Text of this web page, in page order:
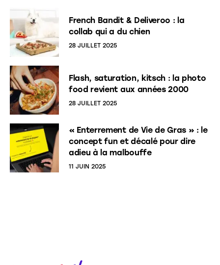
French Bandit & Deliveroo : la
collab qui a du chien
28 JUILLET 2025
Flash, saturation, kitsch : la photo
food revient aux années 2000
28 JUILLET 2025
« Enterrement de Vie de Gras » : le
concept fun et décalé pour dire
adieu à la malbouffe
11 JUIN 2025